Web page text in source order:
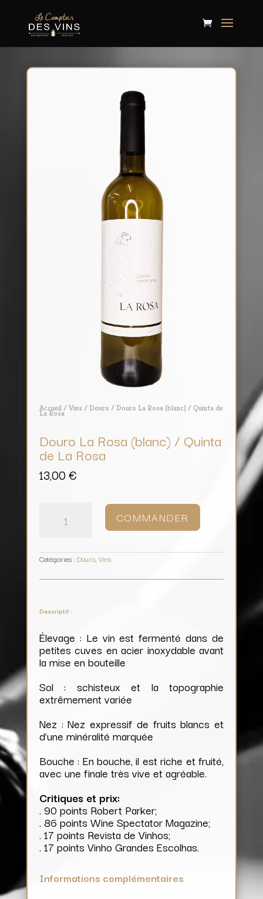
Accueil/Vins/ Douro / Douro La Rosa (blanc) / Quinta de
La Rosa
Douro La Rosa (blanc) / Quinta
de La Rosa
13,00€
La
Rosa
COMMANDER
Catégories : Douro, Vins
Descriptif :
Élevage : Le vin est fermenté dans de
petites cuves en acier inoxydable avant
la mise en bouteille
Sol : schisteux et la topographie
extrêmement variée
Nez : Nez expressif de fruits blancs et
d’une minéralité marquée
Bouche : En bouche, il est riche et fruité,
avec une finale très vive et agréable.
Critiques et prix:
. 90 points Robert Parker;
. 86 points Wine Spectator Magazine;
. 17 points Revista de Vinhos;
. 17 points Vinho Grandes Escolhas.
Informations complémentaires